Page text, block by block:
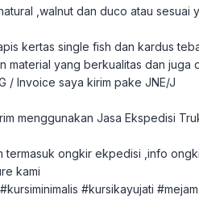
,walnut dan duco atau sesuai
kertas single fish dan kardus
material yang berkualitas dan
/ Invoice saya kirim pake JNE/J
menggunakan Jasa Ekspedisi
termasuk ongkir ekpedisi ,info
kami
#kursikayujati